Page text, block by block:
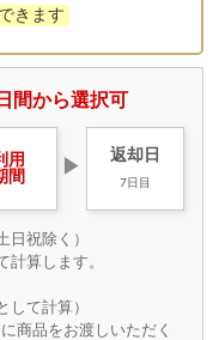
きます
間から選択可
用
間
▶
返却日
7日目
日祝除く）
計算します。
して計算）
商品をお渡しいただく